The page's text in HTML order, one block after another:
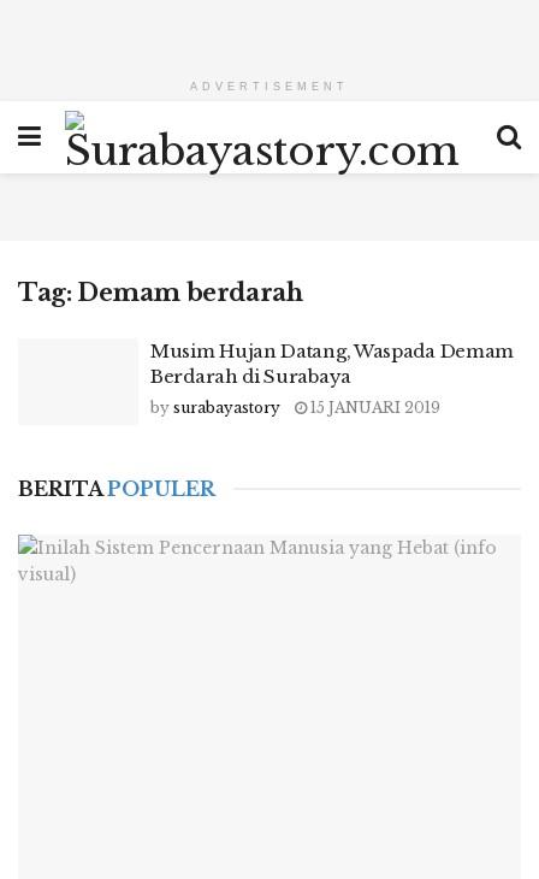
ADVERTISEMENT
Tag: Demam berdarah
Musim Hujan Datang, Waspada Demam
Berdarah di Surabaya
by surabayastory 15 JANUARI 2019
BERITAPOPULER